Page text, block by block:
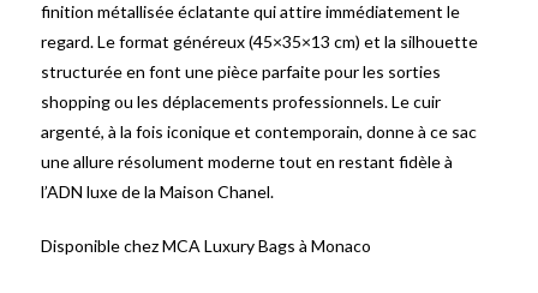
finition métallisée éclatante qui attire immédiatement le
regard. Le format généreux (45×35×13 cm) et la silhouette
structurée en font une pièce parfaite pour les sorties
shopping ou les déplacements professionnels. Le cuir
argenté, à la fois iconique et contemporain, donne à ce sac
une allure résolument moderne tout en restant fidèle à
l’ADN luxe de la Maison Chanel.
Disponible chez MCA Luxury Bags à Monaco